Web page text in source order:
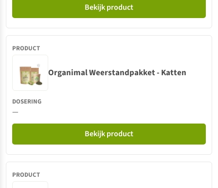
Bekijk product
Organimal Weerstandpakket - Katten
—
Bekijk product